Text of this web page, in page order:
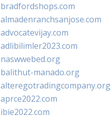
bradfordshops.com
almadenranchsanjose.com
advocatevijay.com
adlibilimler2023.com
naswwebed.org
balithut-manado.org
alteregotradingcompany.org
aprce2022.com
ibie2022.com